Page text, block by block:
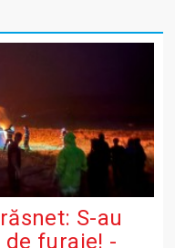
S-au
furaje! -